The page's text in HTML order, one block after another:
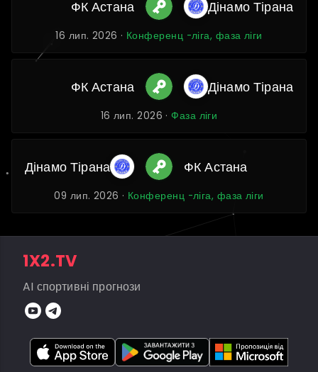
ФК Астана Дінамо Тірана
16 лип. 2026 · Конференц -ліга, фаза ліги
ФК Астана Дінамо Тірана
16 лип. 2026 ·Фаза ліги
Дінамо Тірана ФК Астана
09 лип. 2026 · Конференц -ліга, фаза ліги
1X2.TV
AI спортивні прогнози